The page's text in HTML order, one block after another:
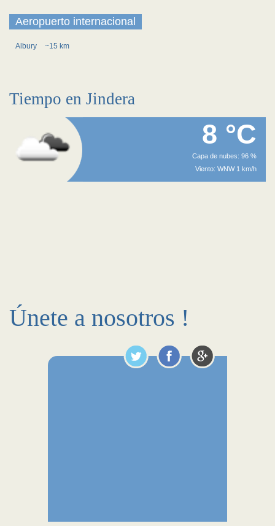
Aeropuerto internacional
Albury ~15 km
Tiempo en Jindera
8 °C
Capa de nubes: 96 %
Viento: WNW 1 km/h
Únete a nosotros !